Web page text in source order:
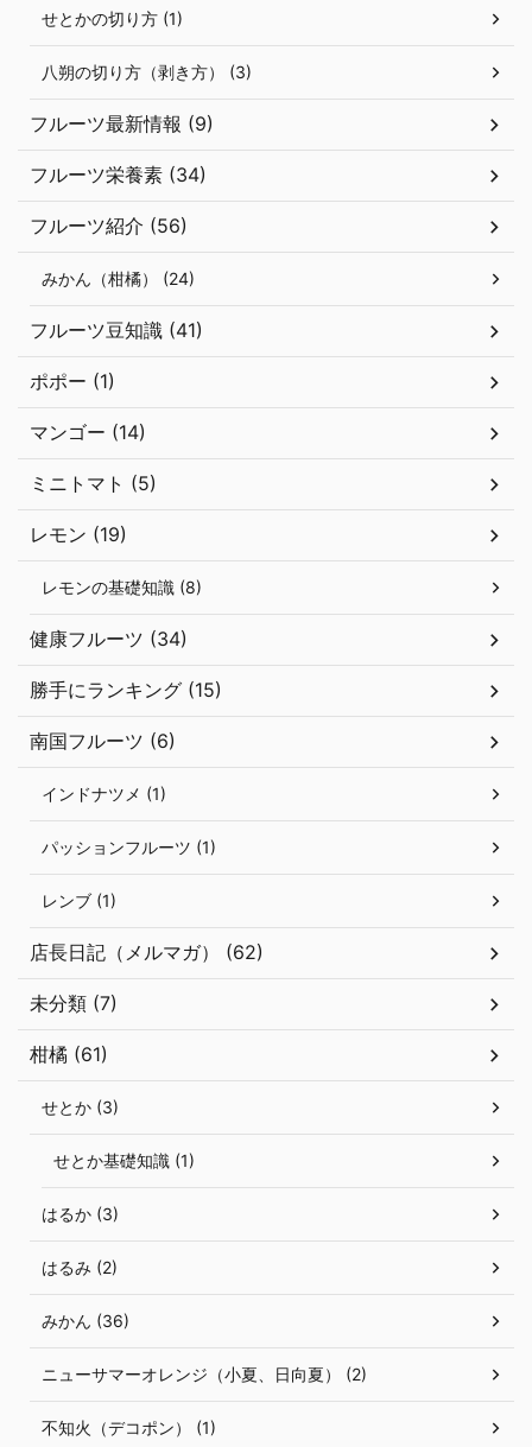
せとかの切り方 (1)
八朔の切り方（剥き方） (3)
フルーツ最新情報 (9)
フルーツ栄養素 (34)
フルーツ紹介 (56)
みかん（柑橘） (24)
フルーツ豆知識 (41)
ポポー (1)
マンゴー (14)
ミニトマト (5)
レモン (19)
レモンの基礎知識 (8)
健康フルーツ (34)
勝手にランキング (15)
南国フルーツ (6)
インドナツメ (1)
パッションフルーツ (1)
レンブ (1)
店長日記（メルマガ） (62)
未分類 (7)
柑橘 (61)
せとか (3)
せとか基礎知識 (1)
はるか (3)
はるみ (2)
みかん (36)
ニューサマーオレンジ（小夏、日向夏） (2)
不知火（デコポン） (1)